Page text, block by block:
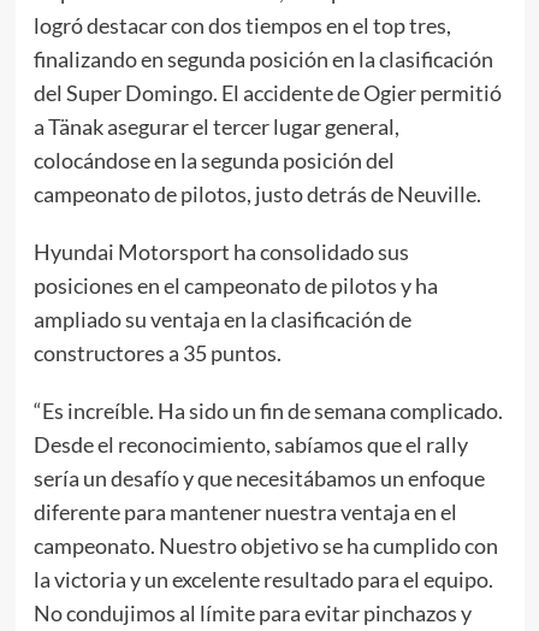
logró destacar con dos tiempos en el top tres,
finalizando en segunda posición en la clasificación
del Super Domingo. El accidente de Ogier permitió
a Tänak asegurar el tercer lugar general,
colocándose en la segunda posición del
campeonato de pilotos, justo detrás de Neuville.
Hyundai Motorsport ha consolidado sus
posiciones en el campeonato de pilotos y ha
ampliado su ventaja en la clasificación de
constructores a 35 puntos.
“Es increíble. Ha sido un fin de semana complicado.
Desde el reconocimiento, sabíamos que el rally
sería un desafío y que necesitábamos un enfoque
diferente para mantener nuestra ventaja en el
campeonato. Nuestro objetivo se ha cumplido con
la victoria y un excelente resultado para el equipo.
No condujimos al límite para evitar pinchazos y